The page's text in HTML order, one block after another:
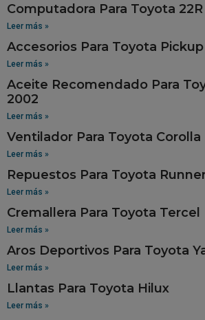
Computadora Para Toyota 22R
Leer más »
Accesorios Para Toyota
Leer más »
Aceite Recomendado Para
2002
Leer más »
Ventilador Para Toyota Corolla
Leer más »
Repuestos Para Toyota
Leer más »
Cremallera Para Toyota Tercel
Leer más »
Aros Deportivos Para Toyota
Leer más »
Llantas Para Toyota Hilux
Leer más »